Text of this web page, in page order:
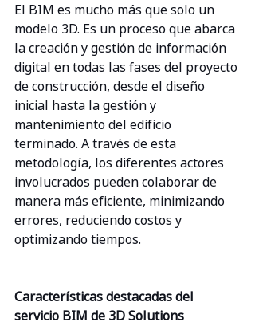
El BIM es mucho más que solo un
modelo 3D. Es un proceso que abarca
la creación y gestión de información
digital en todas las fases del proyecto
de construcción, desde el diseño
inicial hasta la gestión y
mantenimiento del edificio
terminado. A través de esta
metodología, los diferentes actores
involucrados pueden colaborar de
manera más eficiente, minimizando
errores, reduciendo costos y
optimizando tiempos.
Características destacadas del
servicio BIM de 3D Solutions